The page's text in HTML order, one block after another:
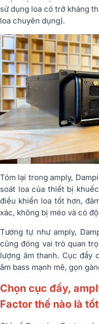
sử dụng loa có trở kháng
loa chuyên dụng).
Tóm lại trong amply,
soát loa của thiết bị
điều khiển loa tốt hơn,
xác, không bị méo và có
Tương tự như amply,
cũng đóng vai trò quan
lượng âm thanh. Cục đẩy
âm bass mạnh mẽ, gọn
Chọn cục đẩy,
Factor thế nào là